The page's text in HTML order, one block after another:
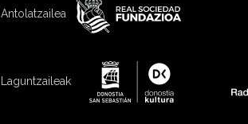
Antolatzailea
Laguntzaileak